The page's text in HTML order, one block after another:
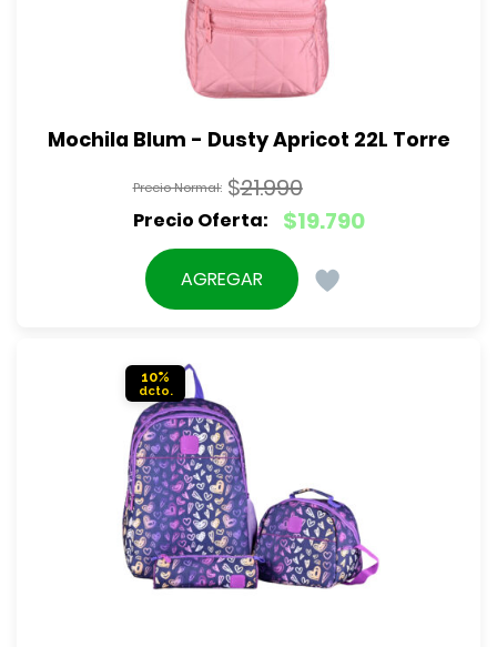
Mochila Blum - Dusty Apricot 22L Torre
$21.990
El
precio
original
$19.790
El
precio
actual
AGREGAR
10%